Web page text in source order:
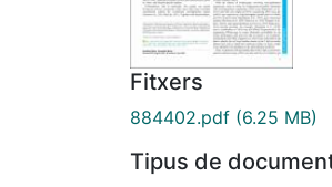
Fitxers
884402.pdf (6.25 MB)
Tipus de